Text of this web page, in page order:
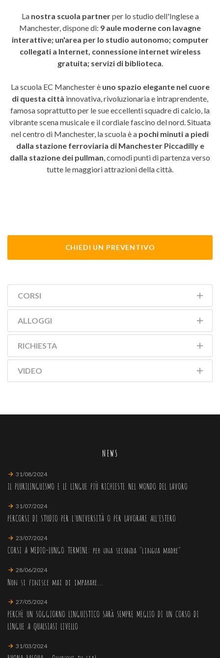
La nostra scuola partnerper lo studio dell'Inglese a
Manchester, dispone di: 9 aule moderne con lavagne
interattive; un'area per lo studio autonomo; computer
collegati a Internet, connessione internet wireless
gratuita; servizi di biblioteca
La scuola EC Manchester è uno spazio elegante nel cuore
di questa città innovativa, rivoluzionaria e intraprendente,
famosa soprattutto per le sue eccellenti squadre di calcio, la
vibrante scena musicale e il cordiale fascino del nord. Situata
nel centro di Manchester, la scuola è a pochi minuti a piedi
dalla stazione ferroviaria di Manchester Piccadilly e
dalla stazione dei pullman , comodi punti di partenza verso
tutte le maggiori attrazioni della città.
CHIEDI UN PREVENTIVO
CORSI
ALLOGGI
RICHIESTA
VIDEO
NEWS
31/08/2024
IL PLURILINGUISMO E LE LINGUE PIÙ RICHIESTE NEL MONDO DEL LAVORO
31/07/2024
PERCORSI DI STUDIO PER L'UNIVERSITÀ O PER LAVORARE ALL'ESTERO
23/07/2024
CORSI A MEDIO-LUNGO TERMINE: per una seconda "lingua madre"
28/06/2024
Non si finisce mai di imparare...
27/05/2024
PERCHè UN SOGGIORNO LINGUISTICO SARà SEMPRE MEGLIO DI UN CORSO DI
LINGUE A QUALSIASI LIVELLO
31/03/2024